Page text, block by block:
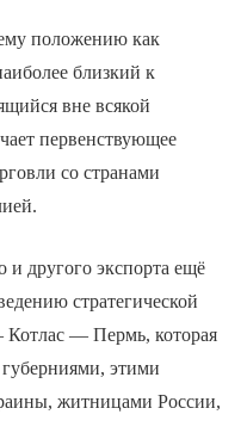
положению как
близкий к
вне всякой
первенствующее
со странами
и другого экспорта ещё
стратегической
— Пермь, которая
этими
житницами России,